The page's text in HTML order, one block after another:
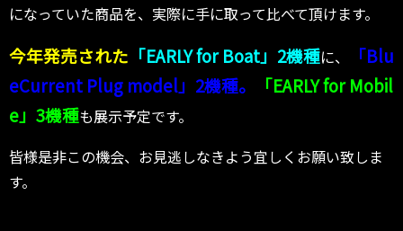
になっていた商品を、実際に手に取って比べて頂けます。
今年発売された 「EARLY for Boat」2機種に、
「Blu
eCurrent Plug model」2機種。
「EARLY for Mobil
e」3機種も展示予定です。
皆様是非この機会、お見逃しなきよう宜しくお願い致しま
す。